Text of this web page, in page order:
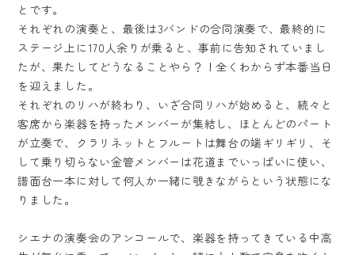
とです。
それぞれの演奏と、最後は3バンドの合同演奏で、最終的に
ステージ上に170人余りが乗ると、事前に告知されていまし
たが、果たしてどうなることやら？！全くわからず本番当日
を迎えました。
それぞれのリハが終わり、いざ合同リハが始めると、続々と
客席から楽器を持ったメンバーが集結し、ほとんどのパート
が立奏で、クラリネットとフルートは舞台の端ギリギリ、そ
して乗り切らない金管メンバーは花道までいっぱいに使い、
譜面台一本に対して何人か一緒に覗きながらという状態にな
りました。
シエナの演奏会のアンコールで、楽器を持ってきている中高